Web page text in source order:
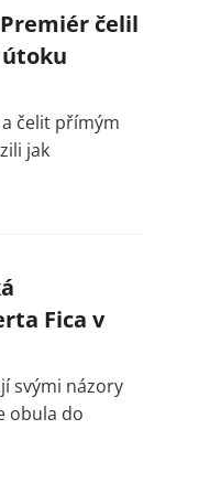
čelil
čelit přímým
jak
Fica v
svými názory
obula do